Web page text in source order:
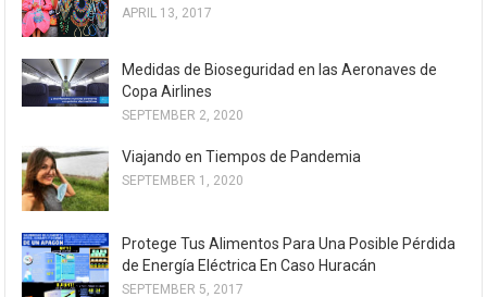
APRIL 13, 2017
Medidas de Bioseguridad en las Aeronaves de
Copa Airlines
SEPTEMBER 2, 2020
Viajando en Tiempos de Pandemia
SEPTEMBER 1, 2020
Protege Tus Alimentos Para Una Posible Pérdida
de Energía Eléctrica En Caso Huracán
SEPTEMBER 5, 2017